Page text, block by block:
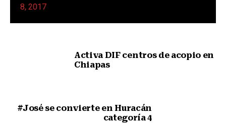
8, 2017
Activa DIF centros de acopio en
Chiapas
#José se convierte en Huracán
categoría 4